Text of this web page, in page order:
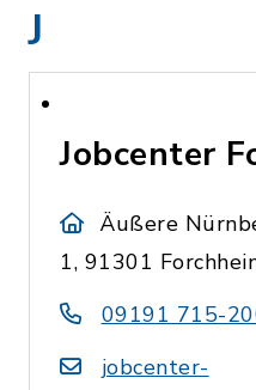
J
Jobcenter
Äußere
1, 91301
09191 715-
jobcenter-